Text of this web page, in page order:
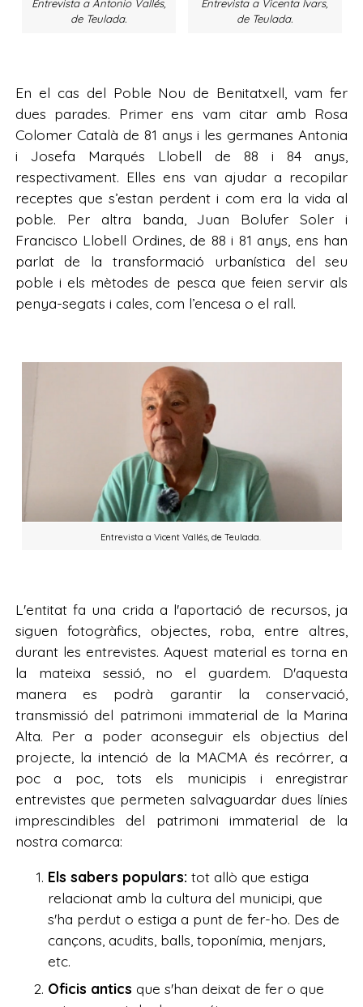
Entrevista a Antonio Vallés,
de Teulada.
Entrevista a Vicenta Ivars,
de Teulada.
En el cas del Poble Nou de Benitatxell, vam fer
dues parades. Primer ens vam citar amb Rosa
Colomer Català de 81 anys i les germanes Antonia
i Josefa Marqués Llobell de 88 i 84 anys,
respectivament. Elles ens van ajudar a recopilar
receptes que s’estan perdent i com era la vida al
poble. Per altra banda, Juan Bolufer Soler i
Francisco Llobell Ordines, de 88 i 81 anys, ens han
parlat de la transformació urbanística del seu
poble i els mètodes de pesca que feien servir als
penya-segats i cales, com l’encesa o el rall.
Entrevista a Vicent Vallés, de Teulada.
L'entitat fa una crida a l'aportació de recursos, ja
siguen fotogràfics, objectes, roba, entre altres,
durant les entrevistes. Aquest material es torna en
la mateixa sessió, no el guardem. D'aquesta
manera es podrà garantir la conservació,
transmissió del patrimoni immaterial de la Marina
Alta. Per a poder aconseguir els objectius del
projecte, la intenció de la MACMA és recórrer, a
poc a poc, tots els municipis i enregistrar
entrevistes que permeten salvaguardar dues línies
imprescindibles del patrimoni immaterial de la
nostra comarca:
Els sabers populars: tot allò que estiga
relacionat amb la cultura del municipi, que
s'ha perdut o estiga a punt de fer-ho. Des de
cançons, acudits, balls, toponímia, menjars,
etc.
Oficis antics que s'han deixat de fer o que